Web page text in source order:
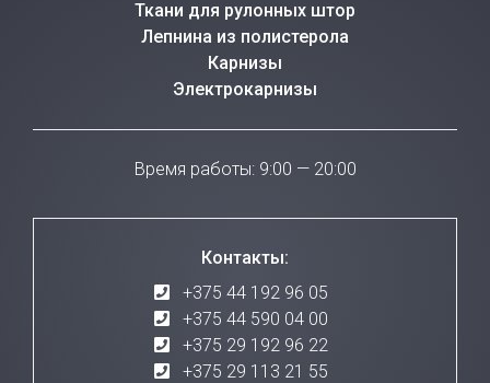
Ткани для рулонных штор
Лепнина из полистерола
Карнизы
Электрокарнизы
Время работы: 9:00 — 20:00
Контакты:
+375 44 192 96 05
+375 44 590 04 00
+375 29 192 96 22
+375 29 113 21 55